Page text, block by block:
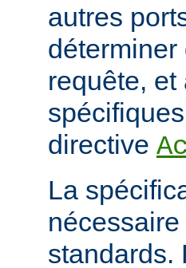
autres
requête,
directive
La
standards.